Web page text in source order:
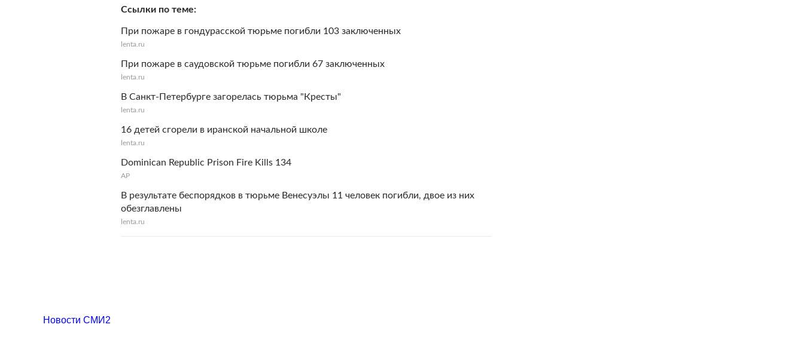
Ссылки по теме
При пожаре в гондурасской тюрьме погибли 103 заключенных
lenta.ru
При пожаре в саудовской тюрьме погибли 67 заключенных
lenta.ru
В Санкт-Петербурге загорелась тюрьма "Кресты"
lenta.ru
16 детей сгорели в иранской начальной школе
lenta.ru
Dominican Republic Prison Fire Kills 134
AP
В результате беспорядков в тюрьме Венесуэлы 11 человек погибли, двое из них
обезглавлены
lenta.ru
Новости СМИ2